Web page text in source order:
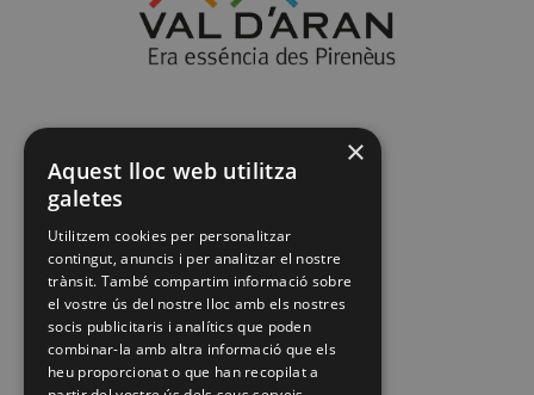
×
Aquest lloc web utilitza
galetes
Utilitzem cookies per personalitzar
contingut, anuncis i per analitzar el nostre
trànsit. També compartim informació sobre
el vostre ús del nostre lloc amb els nostres
socis publicitaris i analítics que poden
combinar-la amb altra informació que els
heu proporcionat o que han recopilat a